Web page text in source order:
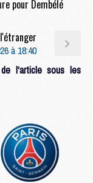
pour Dembélé
à 18:40
l'article sous les